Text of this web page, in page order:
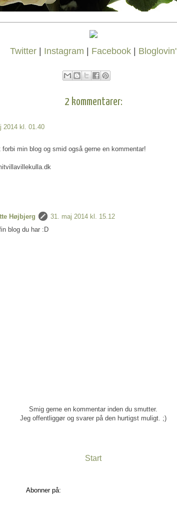
Twitter Instagram Facebook Bloglovin'
2 kommentarer:
2014 kl. 01.40
forbi min blog og smid også gerne en kommentar!
Højbjerg
31. maj 2014 kl. 15.12
blog du har :D
Smig gerne en kommentar inden du smutter.
Jeg offentliggør og svarer på den hurtigst muligt. ;)
Start
Abonner på: